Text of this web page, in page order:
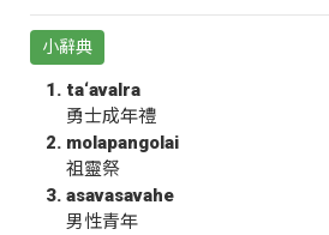
小辭典
ta‘avalra
勇士成年禮
molapangolai
祖靈祭
asavasavahe
男性青年